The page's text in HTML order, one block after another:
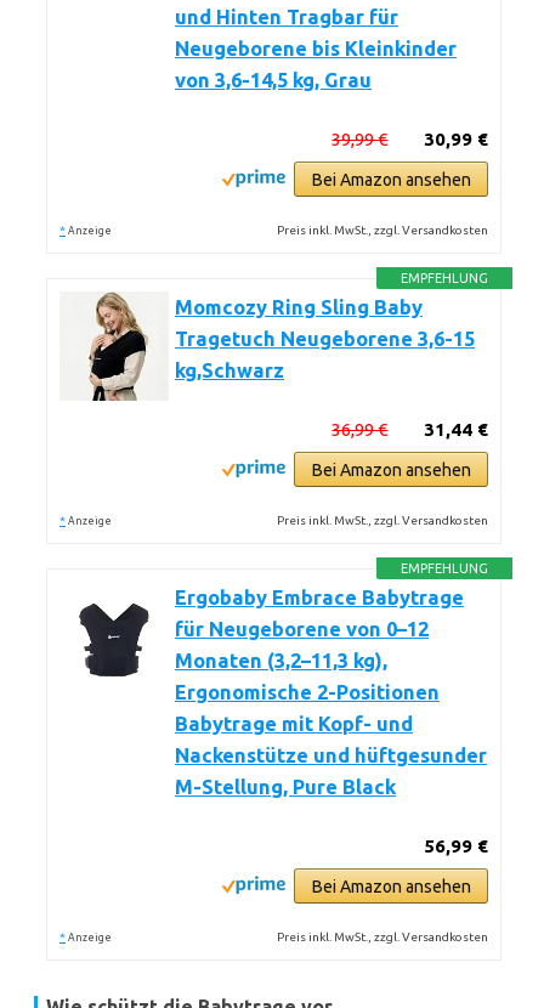
und Hinten Tragbar für
Neugeborene bis Kleinkinder
von 3,6-14,5 kg, Grau
30,99 €
39,99 €
Bei Amazon ansehen
* Anzeige Preis inkl. MwSt., zzgl. Versandkosten
EMPFEHLUNG
Momcozy Ring Sling Baby
Tragetuch Neugeborene 3,6-15
kg,Schwarz
31,44 €
36,99 €
Bei Amazon ansehen
* Anzeige Preis inkl. MwSt., zzgl. Versandkosten
EMPFEHLUNG
Ergobaby Embrace Babytrage
für Neugeborene von 0–12
Monaten (3,2–11,3 kg),
Ergonomische 2-Positionen
Babytrage mit Kopf- und
Nackenstütze und hüftgesunder
M-Stellung, Pure Black
56,99 €
Bei Amazon ansehen
* Anzeige Preis inkl. MwSt., zzgl. Versandkosten